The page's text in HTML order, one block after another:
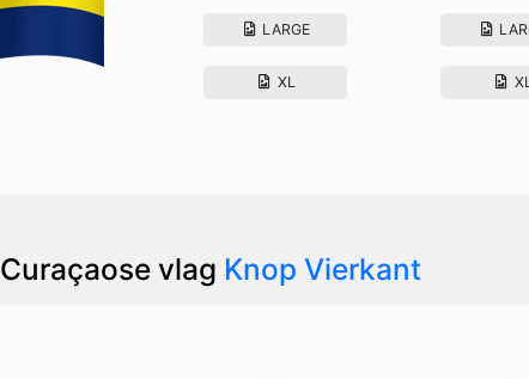
LARGE
XL XL
Curaçaose vlag Knop Vierkant